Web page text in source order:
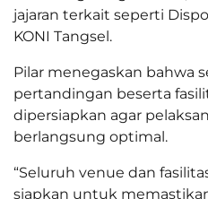
jajaran terkait seperti
KONI Tangsel.
Pilar menegaskan bahwa
pertandingan beserta
dipersiapkan agar
berlangsung optimal.
“Seluruh venue dan
siapkan untuk